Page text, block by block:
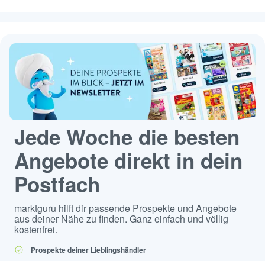
Jede Woche die besten
Angebote direkt in dein
Postfach
marktguru hilft dir passende Prospekte und Angebote
aus deiner Nähe zu finden. Ganz einfach und völlig
kostenfrei.
Prospekte deiner Lieblingshändler